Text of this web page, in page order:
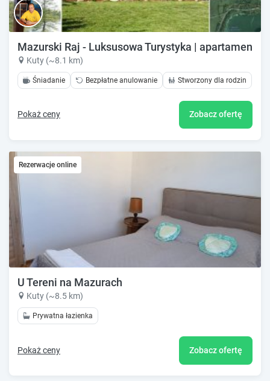
Mazurski Raj - Luksusowa Turystyka | apartamenty
Kuty (~8.1 km)
Śniadanie Bezpłatne anulowanie Stworzony dla rodzin
Pokaż ceny Zobacz ofertę
Rezerwacje online
U Tereni na Mazurach
Kuty (~8.5 km)
Prywatna łazienka
Pokaż ceny Zobacz ofertę